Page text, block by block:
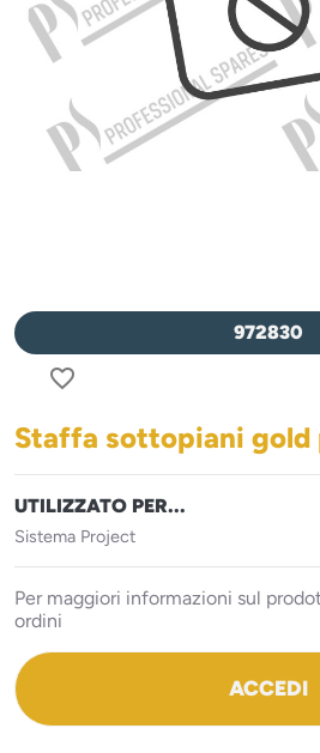
972830
favorite_border
Staffa sottopiani
UTILIZZATO PER...
Sistema Project
Per maggiori informazioni sul
ordini
ACCEDI